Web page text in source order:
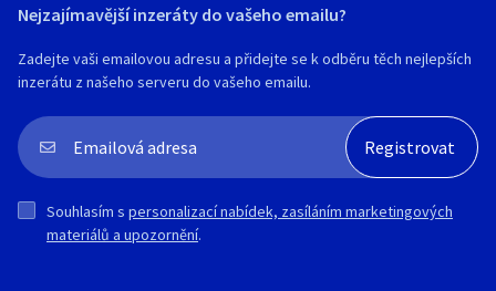
Nejzajímavější inzeráty do vašeho emailu?
Zadejte vaši emailovou adresu a přidejte se k odběru těch nejlepších
inzerátu z našeho serveru do vašeho emailu.
Souhlasím s personalizací nabídek, zasíláním marketingových
materiálů a upozornění.